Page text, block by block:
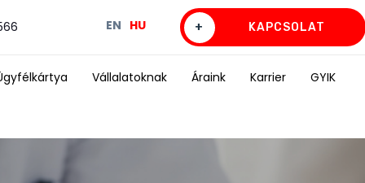
EN HU + KAPCSOLAT
Vállalatoknak Áraink Karrier GYIK